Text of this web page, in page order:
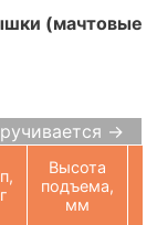
(мачтовые
→
Высота
подъема,
мм